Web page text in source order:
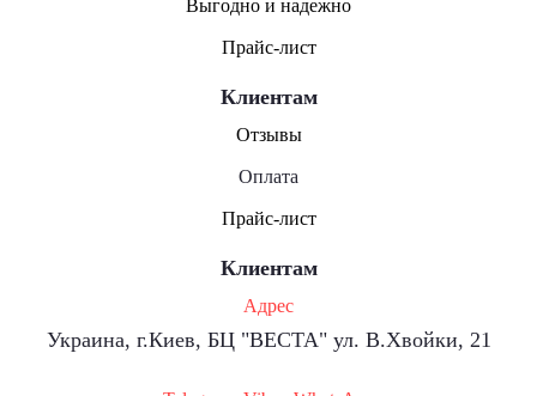
Выгодно и надежно
Прайс-лист
Клиентам
Отзывы
Оплата
Прайс-лист
Клиентам
Адрес
Украина, г.Киев, БЦ "ВЕСТА" ул. В.Хвойки, 21